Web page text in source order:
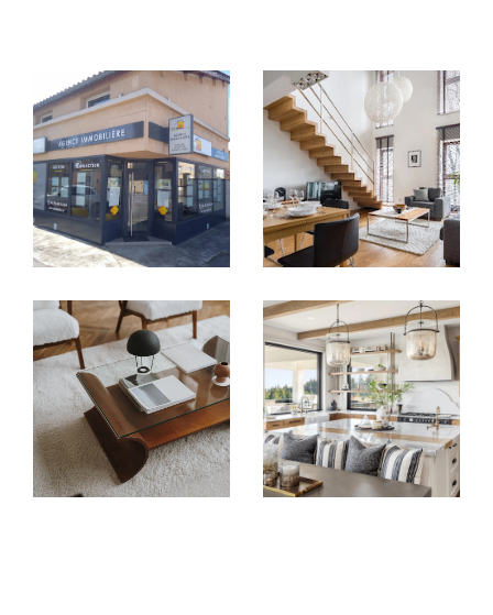
Vendre avec justesse, au bon moment
et au bon prix
Vous avez un bien à vendre àSaint-Priest
Saint-Bonnet-de-Mure ou dans les
communes avoisinantes ? LeCabinet
Immobilier Diffusion CID
vous accompagne
de l’estimation à la signature de l’acte
justesse.
Nous intervenons sur tous types de biens :
Appartements T2, T3, T5
Maisons de villageavec jardin ou cour
Villas à vendreavec piscine ou terrasse